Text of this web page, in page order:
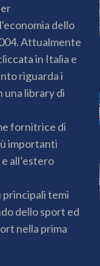
dello
Attualmente
in Italia e
riguarda i
una library di
fornitrice di
importanti
all’estero
temi
dello sport ed
nella prima